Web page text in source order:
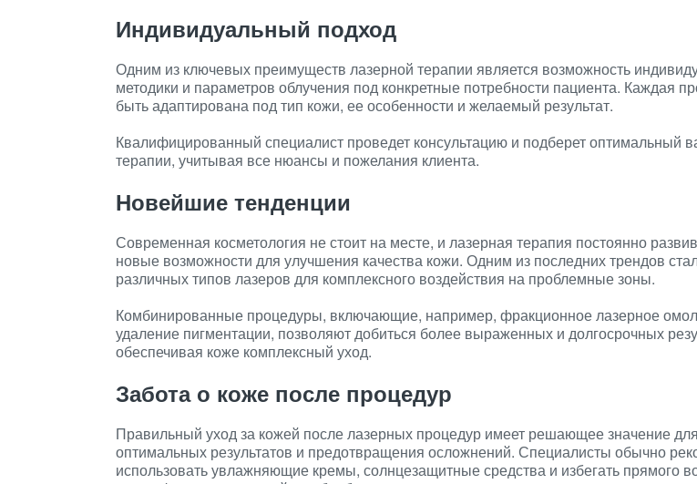
Индивидуальный подход
Одним из ключевых преимуществ лазерной терапии является возможность
методики и параметров облучения под конкретные потребности пациента. Каждая
быть адаптирована под тип кожи, ее особенности и желаемый результат.
Квалифицированный специалист проведет консультацию и подберет оптимальный
терапии, учитывая все нюансы и пожелания клиента.
Новейшие тенденции
Современная косметология не стоит на месте, и лазерная терапия постоянно
новые возможности для улучшения качества кожи. Одним из последних трендов
различных типов лазеров для комплексного воздействия на проблемные зоны.
Комбинированные процедуры, включающие, например, фракционное лазерное
удаление пигментации, позволяют добиться более выраженных и долгосрочных
обеспечивая коже комплексный уход.
Забота о коже после процедур
Правильный уход за кожей после лазерных процедур имеет решающее значение
оптимальных результатов и предотвращения осложнений. Специалисты обычно
использовать увлажняющие кремы, солнцезащитные средства и избегать прямого